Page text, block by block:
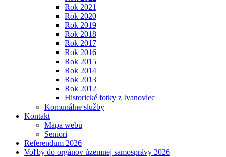
Rok 2021
Rok 2020
Rok 2019
Rok 2018
Rok 2017
Rok 2016
Rok 2015
Rok 2014
Rok 2013
Rok 2012
Historické fotky z Ivanoviec
Komunálne služby
Kontakt
Mapa webu
Seniori
Referendum 2026
Voľby do orgánov územnej samosprávy 2026